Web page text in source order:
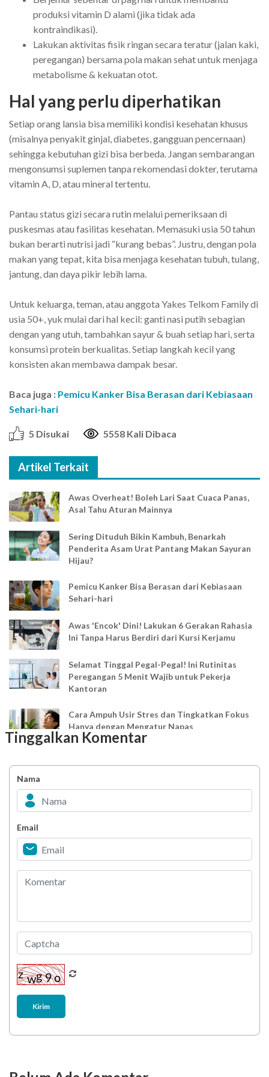
produksi vitamin D alami (jika tidak ada
kontraindikasi).
Lakukan aktivitas fisik ringan secara teratur (jalan kaki,
peregangan) bersama pola makan sehat untuk menjaga
metabolisme & kekuatan otot.
Hal yang perlu diperhatikan
Setiap orang lansia bisa memiliki kondisi kesehatan khusus
(misalnya penyakit ginjal, diabetes, gangguan pencernaan)
sehingga kebutuhan gizi bisa berbeda. Jangan sembarangan
mengonsumsi suplemen tanpa rekomendasi dokter, terutama
vitamin A, D, atau mineral tertentu.
Pantau status gizi secara rutin melalui pemeriksaan di
puskesmas atau fasilitas kesehatan. Memasuki usia 50 tahun
bukan berarti nutrisi jadi “kurang bebas”. Justru, dengan pola
makan yang tepat, kita bisa menjaga kesehatan tubuh, tulang,
jantung, dan daya pikir lebih lama.
Untuk keluarga, teman, atau anggota Yakes Telkom Family di
usia 50+, yuk mulai dari hal kecil: ganti nasi putih sebagian
dengan yang utuh, tambahkan sayur & buah setiap hari, serta
konsumsi protein berkualitas. Setiap langkah kecil yang
konsisten akan membawa dampak besar.
Baca juga : Pemicu Kanker Bisa Berasan dari Kebiasaan
Sehari-hari
5 Disukai 5558 Kali Dibaca
Artikel Terkait
Awas Overheat! Boleh Lari Saat Cuaca Panas,
Asal Tahu Aturan Mainnya
Sering Dituduh Bikin Kambuh, Benarkah
Penderita Asam Urat Pantang Makan Sayuran
Hijau?
Pemicu Kanker Bisa Berasan dari Kebiasaan
Sehari-hari
Awas 'Encok' Dini! Lakukan 6 Gerakan Rahasia
Ini Tanpa Harus Berdiri dari Kursi Kerjamu
Selamat Tinggal Pegal-Pegal! Ini Rutinitas
Peregangan 5 Menit Wajib untuk Pekerja
Kantoran
Cara Ampuh Usir Stres dan Tingkatkan Fokus
Hanya dengan Mengatur Napas
Bahagia dalam Tubuh
Minuman Manis, Teman atau Ancaman?
Berani Selesaikan Challenge 6.000 Langkah?
Tinggalkan Komentar
Nama
Email
Kirim